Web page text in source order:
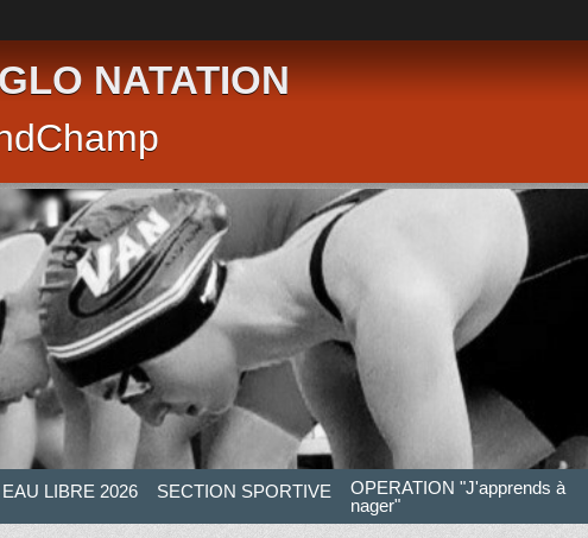
NATATION
EAU LIBRE 2026 SECTION SPORTIVE
OPERATION "J'apprends à
nager"